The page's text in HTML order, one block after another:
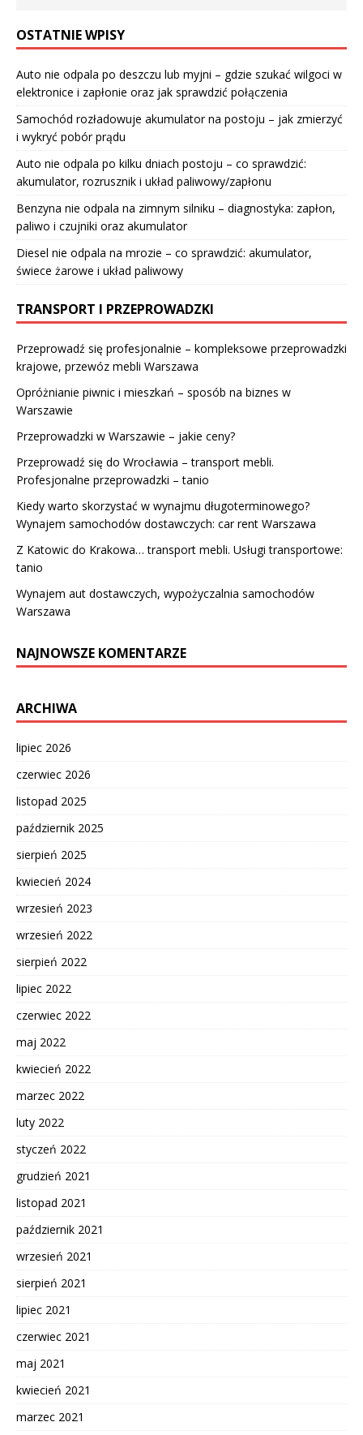
OSTATNIE WPISY
Auto nie odpala po deszczu lub myjni – gdzie szukać wilgoci w
elektronice i zapłonie oraz jak sprawdzić połączenia
Samochód rozładowuje akumulator na postoju – jak zmierzyć
i wykryć pobór prądu
Auto nie odpala po kilku dniach postoju – co sprawdzić:
akumulator, rozrusznik i układ paliwowy/zapłonu
Benzyna nie odpala na zimnym silniku – diagnostyka: zapłon,
paliwo i czujniki oraz akumulator
Diesel nie odpala na mrozie – co sprawdzić: akumulator,
świece żarowe i układ paliwowy
TRANSPORT I PRZEPROWADZKI
Przeprowadź się profesjonalnie – kompleksowe przeprowadzki
krajowe, przewóz mebli Warszawa
Opróżnianie piwnic i mieszkań – sposób na biznes w
Warszawie
Przeprowadzki w Warszawie – jakie ceny?
Przeprowadź się do Wrocławia – transport mebli.
Profesjonalne przeprowadzki – tanio
Kiedy warto skorzystać w wynajmu długoterminowego?
Wynajem samochodów dostawczych: car rent Warszawa
Z Katowic do Krakowa… transport mebli. Usługi transportowe:
tanio
Wynajem aut dostawczych, wypożyczalnia samochodów
Warszawa
NAJNOWSZE KOMENTARZE
ARCHIWA
lipiec 2026
czerwiec 2026
listopad 2025
październik 2025
sierpień 2025
kwiecień 2024
wrzesień 2023
wrzesień 2022
sierpień 2022
lipiec 2022
czerwiec 2022
maj 2022
kwiecień 2022
marzec 2022
luty 2022
styczeń 2022
grudzień 2021
listopad 2021
październik 2021
wrzesień 2021
sierpień 2021
lipiec 2021
czerwiec 2021
maj 2021
kwiecień 2021
marzec 2021